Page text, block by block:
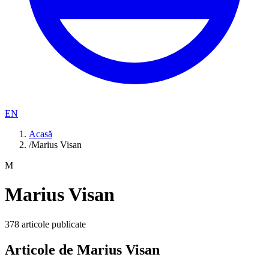
EN
Acasă
/Marius Visan
M
Marius Visan
378 articole publicate
Articole de Marius Visan